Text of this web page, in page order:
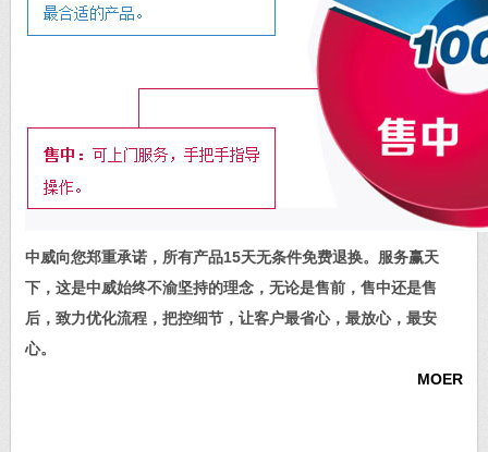
中威向您郑重承诺，所有产品15天无条件免费退换。服务赢天
下，这是中威始终不渝坚持的理念，无论是售前，售中还是售
后，致力优化流程，把控细节，让客户最省心，最放心，最安
心。
MOER